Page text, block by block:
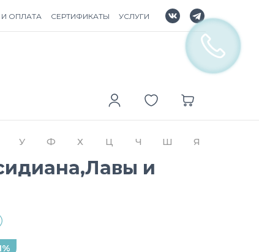
ОПЛАТА СЕРТИФИКАТЫ УСЛУГИ
У Ф Х Ц Ч Ш Я
и